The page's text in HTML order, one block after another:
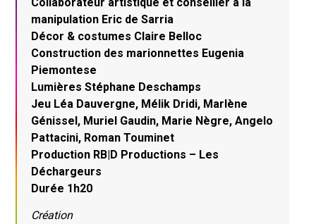
manipulation Eric de Sarria
Décor & costumes Claire Belloc
Construction des marionnettes Eugenia
Piemontese
Lumières Stéphane Deschamps
Jeu Léa Dauvergne, Mélik Dridi, Marlène
Génissel, Muriel Gaudin, Marie Nègre, Angelo
Pattacini, Roman Touminet
Production RB|D Productions – Les
Déchargeurs
Durée 1h20
Création